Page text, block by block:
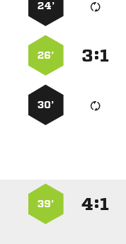
24’
:
26’
30’
:
39’